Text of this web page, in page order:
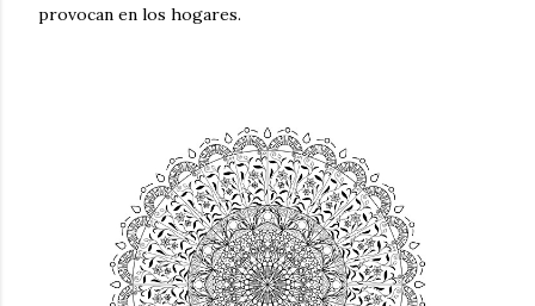
provocan en los hogares.